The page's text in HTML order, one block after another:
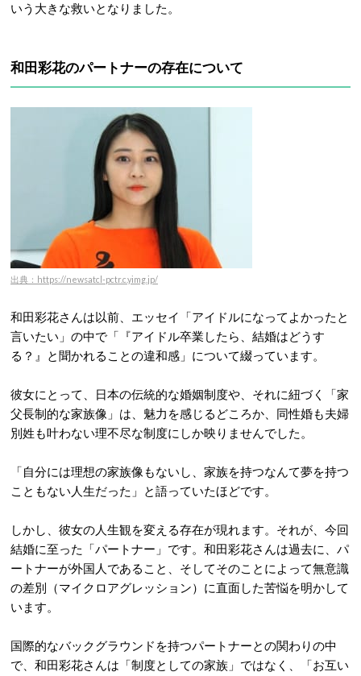
いう大きな救いとなりました。
和田彩花のパートナーの存在について
出典：https://newsatcl-pctr.c.yimg.jp/
和田彩花さんは以前、エッセイ「アイドルになってよかったと
言いたい」の中で「『アイドル卒業したら、結婚はどうす
る？』と聞かれることの違和感」について綴っています。
彼女にとって、日本の伝統的な婚姻制度や、それに紐づく「家
父長制的な家族像」は、魅力を感じるどころか、同性婚も夫婦
別姓も叶わない理不尽な制度にしか映りませんでした。
「自分には理想の家族像もないし、家族を持つなんて夢を持つ
こともない人生だった」と語っていたほどです。
しかし、彼女の人生観を変える存在が現れます。それが、今回
結婚に至った「パートナー」です。和田彩花さんは過去に、パ
ートナーが外国人であること、そしてそのことによって無意識
の差別（マイクロアグレッション）に直面した苦悩を明かして
います。
国際的なバックグラウンドを持つパートナーとの関わりの中
で、和田彩花さんは「制度としての家族」ではなく、「お互い